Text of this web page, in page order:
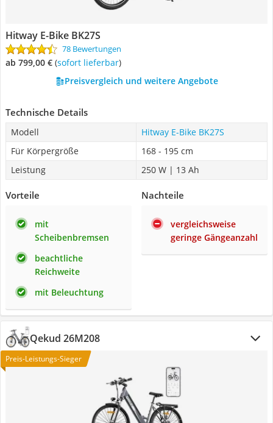
Hitway E-Bike BK27S
78 Bewertungen
ab 799,00 € ( Sofort lieferbar)
Preisvergleich und weitere Angebote
Technische Details
Modell
Hitway E-Bike BK27S
Für Körpergröße
168 - 195 cm
Leistung
250 W | 13 Ah
Vorteile
mit
Scheibenbremsen
beachtliche
Reichweite
mit Beleuchtung
Nachteile
vergleichsweise
geringe Gängeanzahl
Qekud 26M208
Preis-Leistungs-Sieger